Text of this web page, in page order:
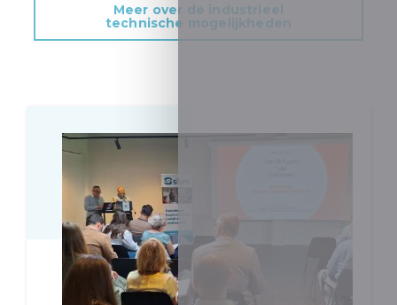
Meer over de industrieel
technische mogelijkheden